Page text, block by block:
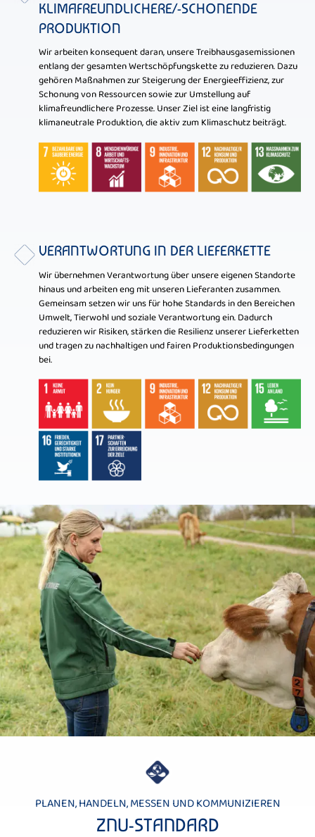
KLIMAFREUNDLICHERE/-SCHONENDE
PRODUKTION
Wir arbeiten konsequent daran, unsere Treibhausgasemissionen
entlang der gesamten Wertschöpfungskette zu reduzieren. Dazu
gehören Maßnahmen zur Steigerung der Energieeffizienz, zur
Schonung von Ressourcen sowie zur Umstellung auf
klimafreundlichere Prozesse. Unser Ziel ist eine langfristig
klimaneutrale Produktion, die aktiv zum Klimaschutz beiträgt.
VERANTWORTUNG IN DER LIEFERKETTE
Wir übernehmen Verantwortung über unsere eigenen Standorte
hinaus und arbeiten eng mit unseren Lieferanten zusammen.
Gemeinsam setzen wir uns für hohe Standards in den Bereichen
Umwelt, Tierwohl und soziale Verantwortung ein. Dadurch
reduzieren wir Risiken, stärken die Resilienz unserer Lieferketten
und tragen zu nachhaltigen und fairen Produktionsbedingungen
bei.
PLANEN, HANDELN, MESSEN UND KOMMUNIZIEREN
ZNU-STANDARD